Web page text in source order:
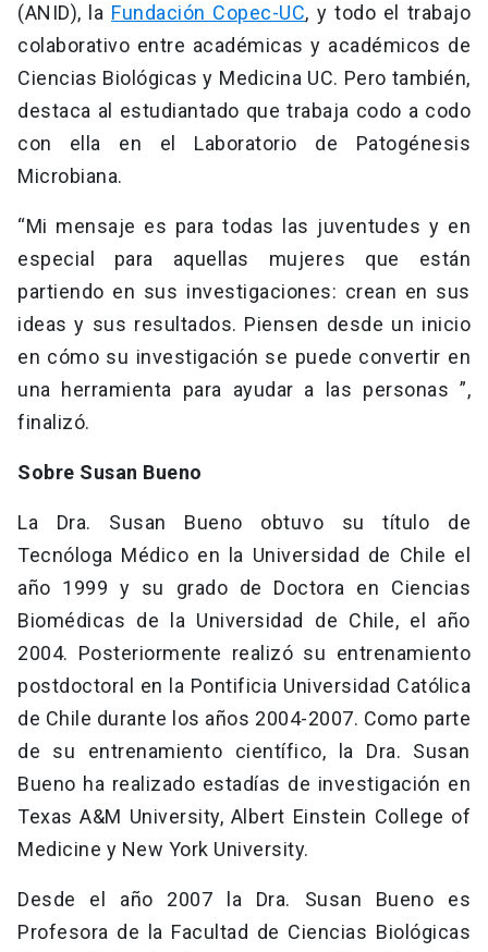
(ANID), la Fundación Copec-UC, y todo el trabajo
colaborativo entre académicas y académicos de
Ciencias Biológicas y Medicina UC. Pero también,
destaca al estudiantado que trabaja codo a codo
con ella en el Laboratorio de Patogénesis
Microbiana.
“Mi mensaje es para todas las juventudes y en
especial para aquellas mujeres que están
partiendo en sus investigaciones: crean en sus
ideas y sus resultados. Piensen desde un inicio
en cómo su investigación se puede convertir en
una herramienta para ayudar a las personas ”,
finalizó.
Sobre Susan Bueno
La Dra. Susan Bueno obtuvo su título de
Tecnóloga Médico en la Universidad de Chile el
año 1999 y su grado de Doctora en Ciencias
Biomédicas de la Universidad de Chile, el año
2004. Posteriormente realizó su entrenamiento
postdoctoral en la Pontificia Universidad Católica
de Chile durante los años 2004-2007. Como parte
de su entrenamiento científico, la Dra. Susan
Bueno ha realizado estadías de investigación en
Texas A&M University, Albert Einstein College of
Medicine y New York University.
Desde el año 2007 la Dra. Susan Bueno es
Profesora de la Facultad de Ciencias Biológicas